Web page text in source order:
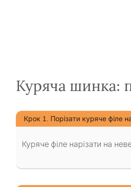
Куряча шинка:
Крок 1. Порізати куряче філе
Куряче філе нарізати на